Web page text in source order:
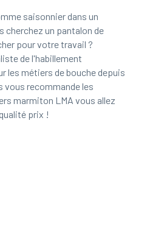
saisonnier dans un
cherchez un pantalon de
pour votre travail ?
de l'habillement
les métiers de bouche depuis
vous recommande les
marmiton LMA vous allez
prix !